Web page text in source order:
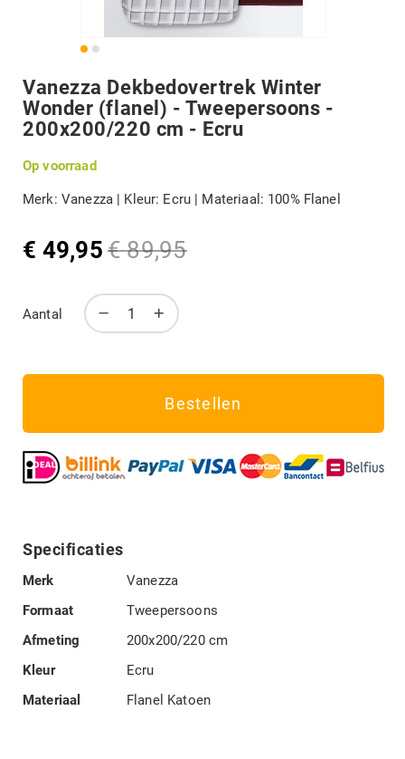
B-KEUZE
Terug
naar
het
begin
de
Vanezza Dekbedovertrek Winter
Wonder (flanel) - Tweepersoons -
200x200/220 cm - Ecru
Op voorraad
Merk: Vanezza | Kleur: Ecru | Materiaal: 100% Flanel
Speciale
€ 49,95 € 89,95
Aantal
Bestellen
Specificaties
Specificaties
Merk
Vanezza
Formaat
Tweepersoons
Afmeting
200x200/220 cm
Kleur
Ecru
Materiaal
Flanel Katoen